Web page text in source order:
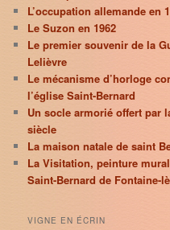
L’occupation allemande en
Le Suzon en 1962
Le premier souvenir de la
Lelièvre
Le mécanisme d’horloge
l’église Saint-Bernard
Un socle armorié offert par
siècle
La maison natale de saint
La Visitation, peinture
Saint-Bernard de Fontaine-
VIGNE EN ÉCRIN